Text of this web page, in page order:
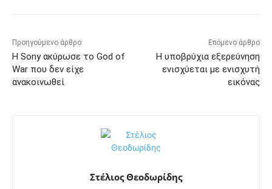
Προηγούμενο άρθρο
Η Sony ακύρωσε το God of
War που δεν είχε
ανακοινωθεί
Επόμενο άρθρο
Η υποβρύχια εξερεύνηση
ενισχύεται με ενισχυτή
εικόνας
Στέλιος Θεοδωρίδης